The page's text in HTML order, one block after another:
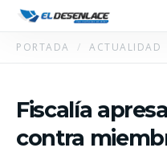
PORTADA ACTUALIDAD
Fiscalía
contra